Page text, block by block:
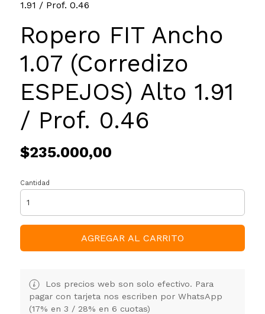
1.91 / Prof. 0.46
Ropero FIT Ancho
1.07 (Corredizo
ESPEJOS) Alto 1.91
/ Prof. 0.46
$235.000,00
Cantidad
AGREGAR AL CARRITO
Los precios web son solo efectivo. Para
pagar con tarjeta nos escriben por WhatsApp
(17% en 3 / 28% en 6 cuotas)